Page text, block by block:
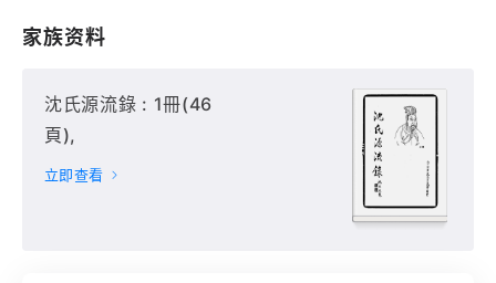
家族资料
沈氏源流錄 : 1冊(46
頁),
立即查看